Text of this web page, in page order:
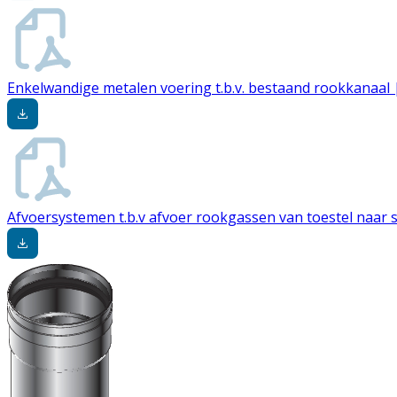
Enkelwandige metalen voering t.b.v. bestaand rookkanaal
Afvoersystemen t.b.v afvoer rookgassen van toestel naar